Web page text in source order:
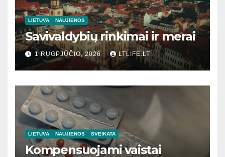
LIETUVA NAUJIENOS
Savivaldybių rinkimai ir merai
1 RUGPJŪČIO, 2026 LTLIFE.LT
LIETUVA NAUJIENOS SVEIKATA
Kompensuojami vaistai